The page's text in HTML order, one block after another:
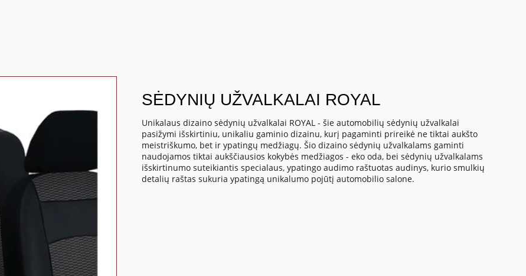
SĖDYNIŲ UŽVALKALAI ROYAL
Unikalaus dizaino sėdynių užvalkalai ROYAL - šie automobilių sėdynių užvalkalai
pasižymi išskirtiniu, unikaliu gaminio dizainu, kurį pagaminti prireikė ne tiktai aukšto
meistriškumo, bet ir ypatingų medžiagų. Šio dizaino sėdynių užvalkalams gaminti
naudojamos tiktai aukščiausios kokybės medžiagos - eko oda, bei sėdynių užvalkalams
išskirtinumo suteikiantis specialaus, ypatingo audimo raštuotas audinys, kurio smulkių
detalių raštas sukuria ypatingą unikalumo pojūtį automobilio salone.